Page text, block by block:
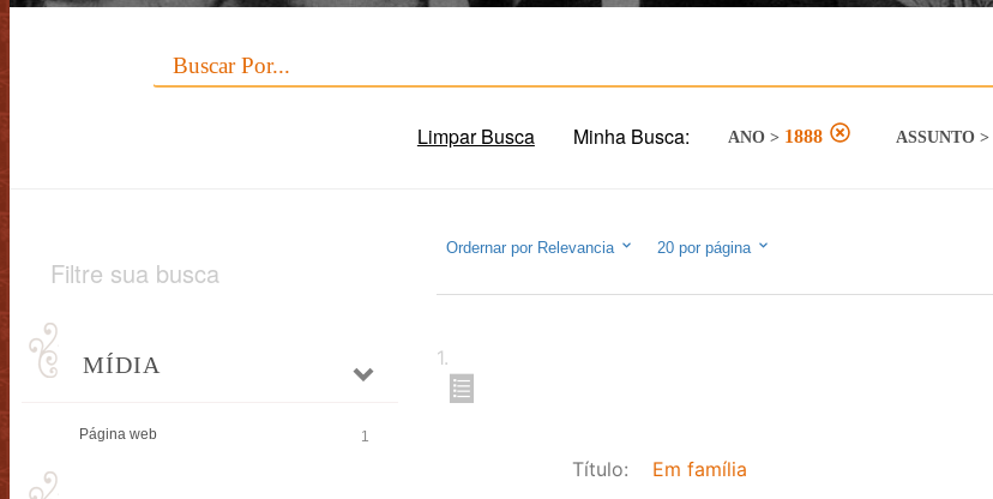
Limpar Busca Minha Busca: ANO> 1888 ASSUNTO>
Filtre sua busca
MÍDIA
Página web 1
Ordernar por Relevancia 20por página
1.
Título: Em família